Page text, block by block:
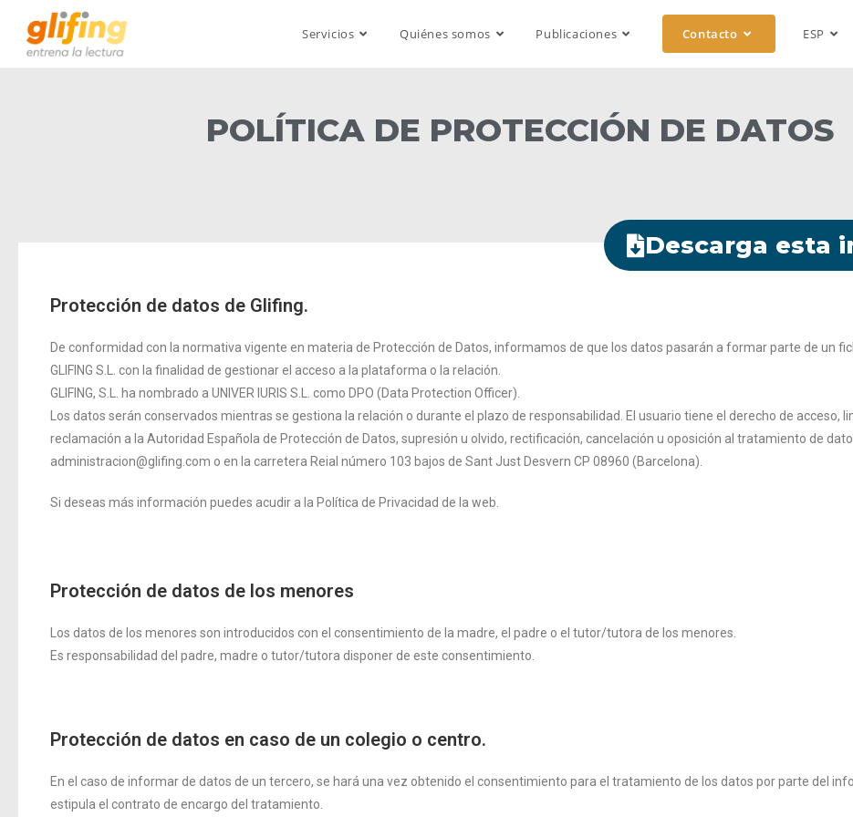
Servicios Quiénes somos Publicaciones Contacto ESP
POLÍTICA DE PROTECCIÓN DE DATOS​
Descarga esta
Protección de datos de Glifing.
De conformidad con la normativa vigente en materia de Protección de Datos, informamos de que los datos pasarán a formar parte de un
GLIFING S.L. con la finalidad de gestionar el acceso a la plataforma o la relación.
GLIFING, S.L. ha nombrado a UNIVER IURIS S.L. como DPO (Data Protection Officer).
Los datos serán conservados mientras se gestiona la relación o durante el plazo de responsabilidad. El usuario tiene el derecho de acceso,
reclamación a la Autoridad Española de Protección de Datos, supresión u olvido, rectificación, cancelación u oposición al tratamiento de
administracion@glifing.com o en la carretera Reial número 103 bajos de Sant Just Desvern CP 08960 (Barcelona).
Si deseas más información puedes acudir a la Política de Privacidad de la web.
Protección de datos de los menores
Los datos de los menores son introducidos con el consentimiento de la madre, el padre o el tutor/tutora de los menores.
Es responsabilidad del padre, madre o tutor/tutora disponer de este consentimiento.
Protección de datos en caso de un colegio o centro.
En el caso de informar de datos de un tercero, se hará una vez obtenido el consentimiento para el tratamiento de los datos por parte del
estipula el contrato de encargo del tratamiento.